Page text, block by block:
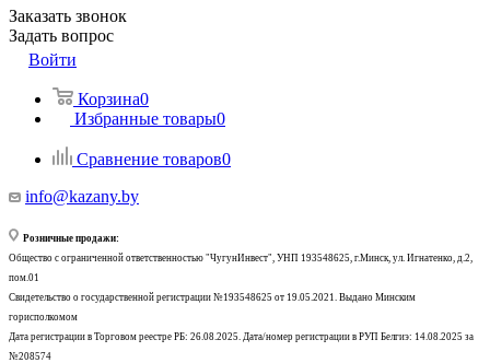
Заказать звонок
Задать вопрос
Войти
Корзина0
Избранные товары0
Сравнение товаров0
info@kazany.by
Розничные продажи:
Общество с ограниченной ответственностью "ЧугунИнвест", УНП 193548625, г.Минск, ул. Игнатенко, д.2,
пом.01
Свидетельство о государственной регистрации №193548625 от 19.05.2021. Выдано Минским
горисполкомом
Дата регистрации в Торговом реестре РБ: 26.08.2025. Дата/номер регистрации в РУП Белгиэ: 14.08.2025 за
№208574